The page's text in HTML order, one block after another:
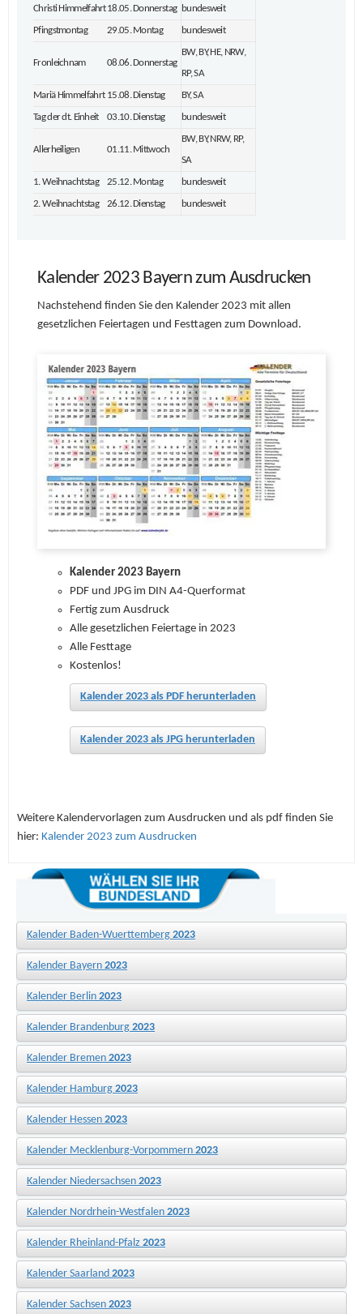
Christi Himmelfahrt18.05. Donnerstag bundesweit
Pfingstmontag 29.05. Montag bundesweit
Fronleichnam 08.06. Donnerstag
BW, BY, HE, NRW,
RP, SA
Mariä Himmelfahrt 15.08. Dienstag BY, SA
Tag der dt. Einheit 03.10. Dienstag bundesweit
Allerheiligen 01.11. Mittwoch
BW, BY, NRW, RP,
SA
1. Weihnachtstag 25.12. Montag bundesweit
2. Weihnachtstag 26.12. Dienstag bundesweit
Kalender 2023 Bayern zum Ausdrucken
Nachstehend finden Sie den Kalender 2023 mit allen
gesetzlichen Feiertagen und Festtagen zum Download.
Kalender 2023 Bayern
PDF und JPG im DIN A4-Querformat
Fertig zum Ausdruck
Alle gesetzlichen Feiertage in 2023
Alle Festtage
Kostenlos!
Kalender 2023 als PDF herunterladen
Kalender 2023 als JPG herunterladen
Weitere Kalendervorlagen zum Ausdrucken und als pdf finden Sie
hier: Kalender 2023 zum Ausdrucken
Kalender Baden-Wuerttemberg 2023
Kalender Bayern 2023
Kalender Berlin 2023
Kalender Brandenburg 2023
Kalender Bremen 2023
Kalender Hamburg 2023
Kalender Hessen 2023
Kalender Mecklenburg-Vorpommern 2023
Kalender Niedersachsen 2023
Kalender Nordrhein-Westfalen 2023
Kalender Rheinland-Pfalz 2023
Kalender Saarland 2023
Kalender Sachsen 2023